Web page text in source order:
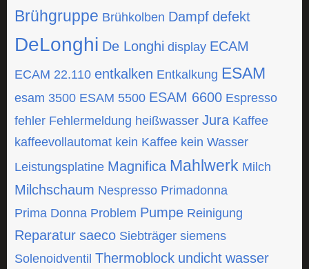
Brühgruppe Brühkolben Dampf defekt
DeLonghi De Longhi display ECAM
ECAM 22.110 entkalken Entkalkung ESAM
esam 3500 ESAM 5500 ESAM 6600 Espresso
fehler Fehlermeldung heißwasser Jura Kaffee
kaffeevollautomat kein Kaffee kein Wasser
Leistungsplatine Magnifica Mahlwerk Milch
Milchschaum Nespresso Primadonna
Prima Donna Problem Pumpe Reinigung
Reparatur saeco Siebträger siemens
Solenoidventil Thermoblock undicht wasser